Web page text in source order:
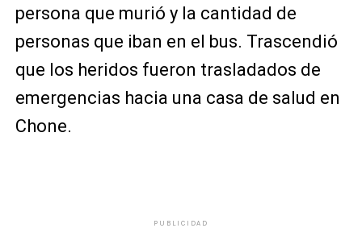
persona que murió y la cantidad de
personas que iban en el bus. Trascendió
que los heridos fueron trasladados de
emergencias hacia una casa de salud en
Chone.
PUBLICIDAD